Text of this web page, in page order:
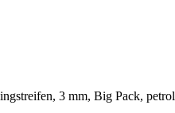
3 mm, Big Pack, petrol